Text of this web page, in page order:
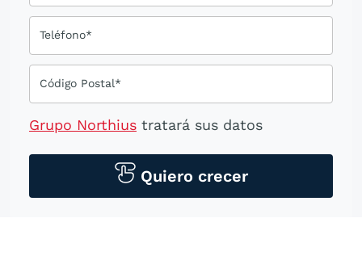
Teléfono*
Código Postal*
Grupo Northius tratará sus datos
tecnológicos, incluso aplicaciones de
mensajería instantánea, con el fin de
Quiero crecer